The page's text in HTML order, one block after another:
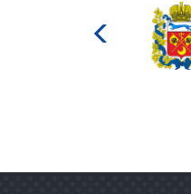
культуры
Российской